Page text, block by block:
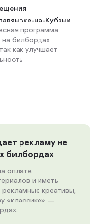
на-Кубани
программа
на билбордах
как улучшает
рекламу не
билбордах
оплате
и иметь
креативы,
«классике» —